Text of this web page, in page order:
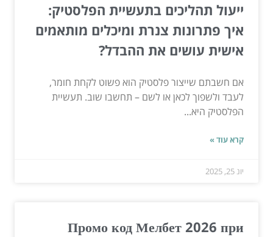
ייעול תהליכים בתעשיית הפלסטיק:
איך פתרונות צנרת ומיכלים מותאמים
אישית עושים את ההבדל?
אם חשבתם שייצור פלסטיק הוא פשוט לקחת חומר,
לעבד ולשפוך לכאן או לשם – תחשבו שוב. תעשיית
הפלסטיק היא...
קרא עוד »
יונ 25, 2025
Промо код Мелбет 2026 при